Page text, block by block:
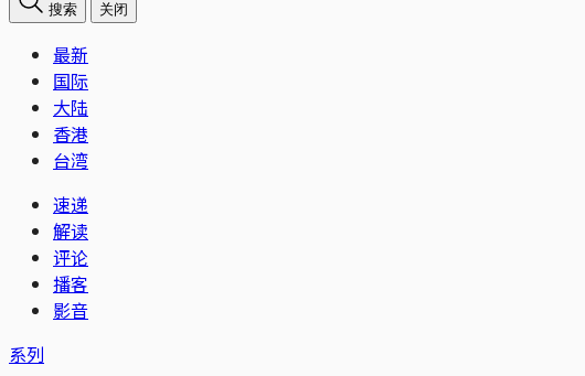
搜索 关闭
最新
国际
大陆
香港
台湾
速递
解读
评论
播客
影音
系列